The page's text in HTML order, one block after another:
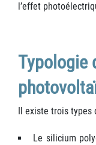
l’effet
Typologie
Il existe trois
Le silicium